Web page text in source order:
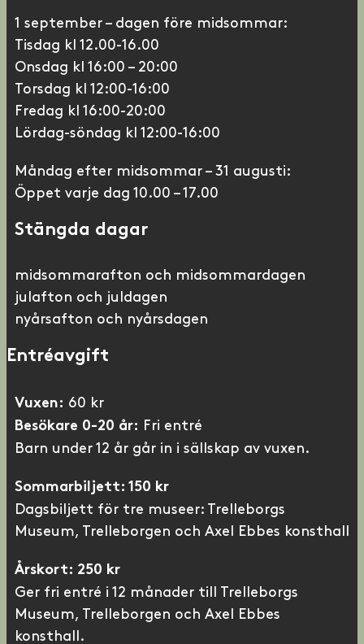
1 september – dagen före midsommar:
Tisdag kl 12.00-16.00
Onsdag kl 16:00 – 20:00
Torsdag kl 12:00-16:00
Fredag kl 16:00-20:00
Lördag-söndag kl 12:00-16:00
Måndag efter midsommar – 31 augusti:
Öppet varje dag 10.00 – 17.00
Stängda dagar
midsommarafton och midsommardagen
julafton och juldagen
nyårsafton och nyårsdagen
Entréavgift
Vuxen: 60 kr
Besökare 0-20 år: Fri entré
Barn under 12 år går in i sällskap av vuxen.
Sommarbiljett: 150 kr
Dagsbiljett för tre museer: Trelleborgs
Museum, Trelleborgen och Axel Ebbes konsthall
Årskort: 250 kr
Ger fri entré i 12 månader till Trelleborgs
Museum, Trelleborgen och Axel Ebbes
konsthall.